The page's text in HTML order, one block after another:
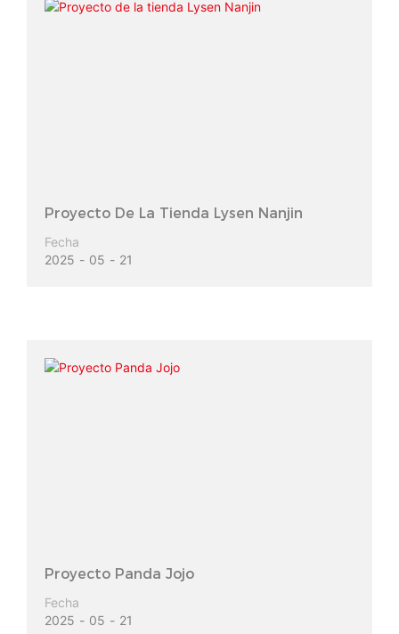
Proyecto De La Tienda Lysen Nanjin
Fecha
2025
05 21
Proyecto Panda Jojo
Fecha
2025
05 21